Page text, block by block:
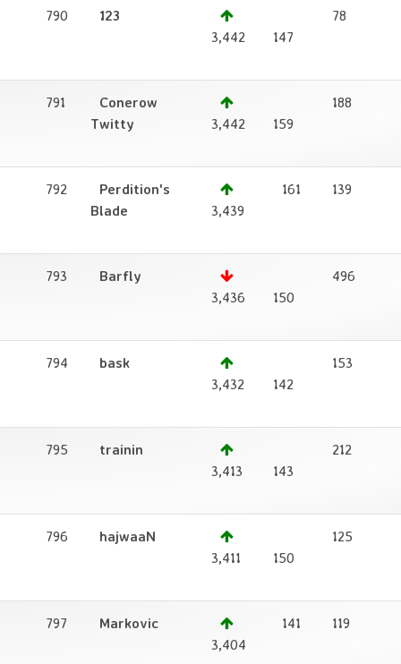
790
123
3,442
147
78
791
Conerow
Twitty
3,442 159
188
792
Perdition's
Blade
3,439
161 139
793
Barfly
3,436
150
496
794
bask
3,432
142
153
795
trainin
3,413
143
212
796
hajwaaN
3,411
150
125
797
Markovic
3,404
141 119